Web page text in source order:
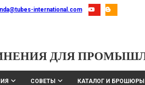
international.com
ДЛЯ
СОВЕТЫ КАТАЛОГ И БРОШЮРЫ